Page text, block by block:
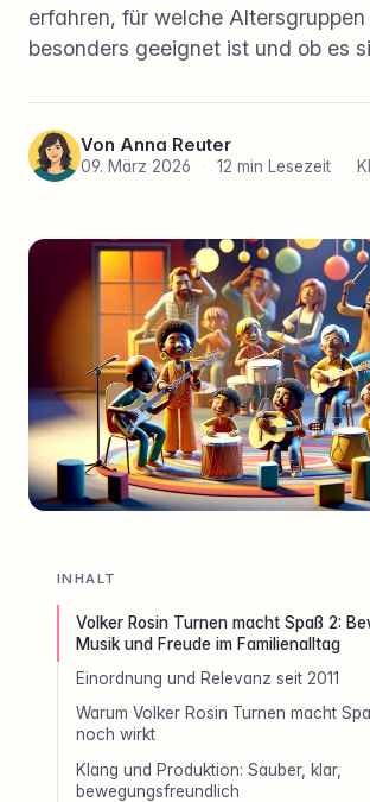
erfahren, für welche
besonders geeignet ist und ob es
Von Anna Reuter
09. März 2026 · 12 min Lesezeit ·
INHALT
Volker Rosin Turnen macht Spaß 2:
Musik und Freude im Familienalltag
Einordnung und Relevanz seit 2011
Warum Volker Rosin Turnen macht
noch wirkt
Klang und Produktion: Sauber, klar,
bewegungsfreundlich